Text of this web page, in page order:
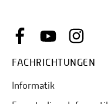
FACHRICHTUNGEN
Informatik